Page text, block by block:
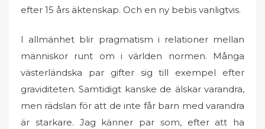
efter 15 års äktenskap. Och en ny bebis vanligtvis.
I allmänhet blir pragmatism i relationer mellan
människor runt om i världen normen. Många
västerländska par gifter sig till exempel efter
graviditeten. Samtidigt kanske de älskar varandra,
men rädslan för att de inte får barn med varandra
är starkare. Jag känner par som, efter att ha